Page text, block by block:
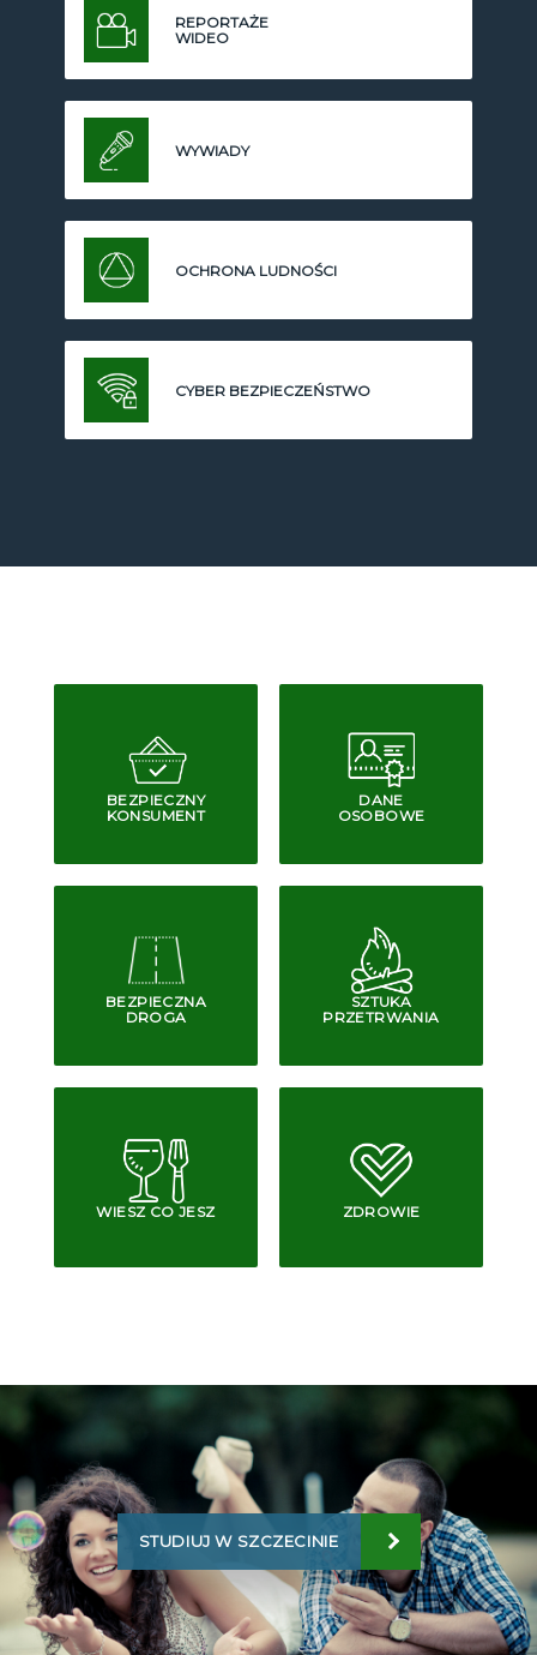
REPORTAŻE
WIDEO
WYWIADY
OCHRONA LUDNOŚCI
CYBER BEZPIECZEŃSTWO
BEZPIECZNY
KONSUMENT
DANE
OSOBOWE
BEZPIECZNA
DROGA
SZTUKA
PRZETRWANIA
WIESZ CO JESZ ZDROWIE
STUDIUJ W SZCZECINIE